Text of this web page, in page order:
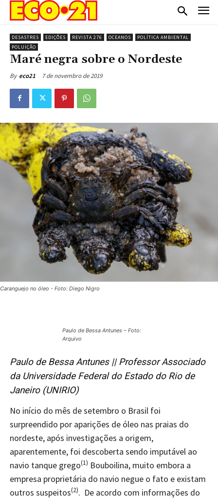
DESASTRES EDIÇÕES REVISTA 276 OCEANOS
POLÍTICA AMBIENTAL
POLUIÇÃO
Maré negra sobre o Nordeste
By eco21 7 de novembro de 2019
Caranguejo no óleo - Foto: Diego Nigro
Paulo de Bessa Antunes – Foto:
Arquivo
Paulo de Bessa Antunes || Professor Associado
da Universidade Federal do Estado do Rio de
Janeiro (UNIRIO)
No início do mês de setembro o Brasil foi
surpreendido por aparições de óleo nas praias do
nordeste, após investigações a origem,
aparentemente, foi descoberta sendo imputável ao
navio tanque grego(1) Bouboilina, muito embora a
empresa proprietária do navio negue o fato e existam
outros suspeitos(2). De acordo com informações do